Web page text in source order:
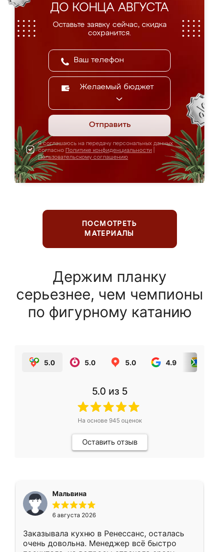
ДО КОНЦА АВГУСТА
Оставьте заявку сейчас, скидка
сохранится.
Желаемый бюджет
Отправить
Я соглашаюсь на передачу персональных данных
согласно Политике конфиденциальности
Пользовательскому соглашению
ПОСМОТРЕТЬ
МАТЕРИАЛЫ
Держим планку
серьезнее, чем чемпионы
по фигурному катанию
5.0 5.0 5.0 4.9
5.0 из 5
На основе 945оценок
Оставить отзыв
Мальвина
6 августа 2026
Заказывала кухню в Ренессанс, осталась
очень довольна. Менеджер всё быстро